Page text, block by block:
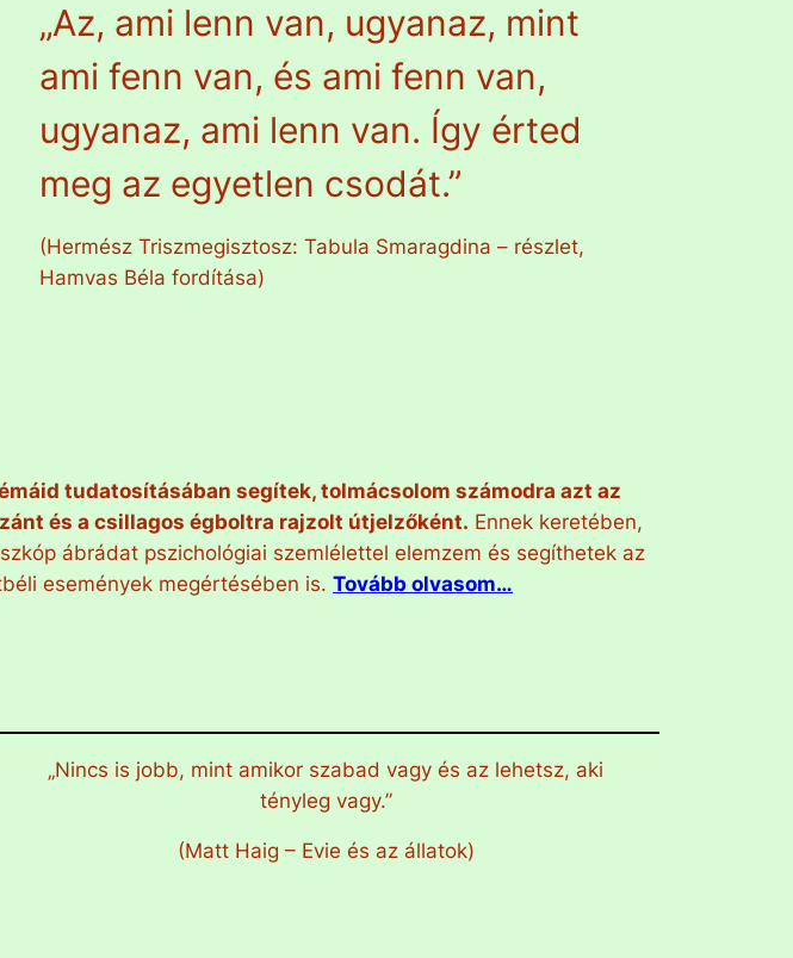
„Az, ami lenn van, ugyanaz, mint
ami fenn van, és ami fenn van,
ugyanaz, ami lenn van. Így érted
meg az egyetlen csodát.”
(Hermész Triszmegisztosz: Tabula Smaragdina – részlet,
Hamvas Béla fordítása)
tudatosításában segítek, tolmácsolom számodra azt az
és a csillagos égboltra rajzolt útjelzőként. Ennek keretében,
ábrádat pszichológiai szemlélettel elemzem és segíthetek az
események megértésében is. Tovább olvasom…
„Nincs is jobb, mint amikor szabad vagy és az lehetsz, aki
tényleg vagy.”
(Matt Haig – Evie és az állatok)